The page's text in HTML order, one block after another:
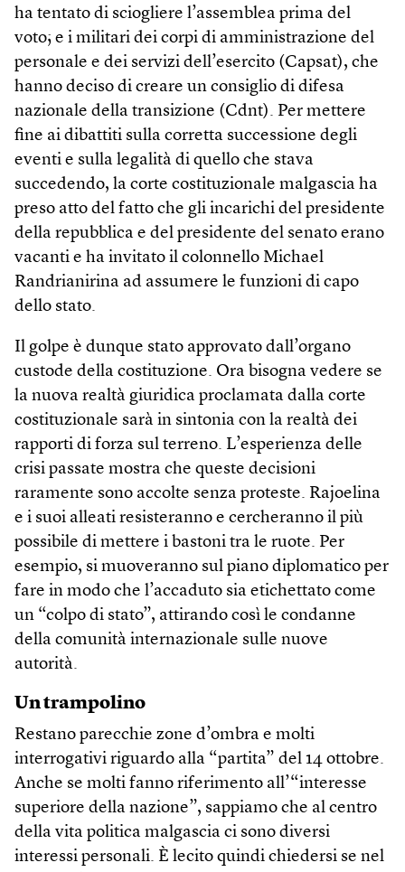
ha tentato di sciogliere l’assemblea prima del
voto; e i militari dei corpi di amministrazione del
personale e dei servizi dell’esercito (Capsat), che
hanno deciso di creare un consiglio di difesa
nazionale della transizione (Cdnt). Per mettere
fine ai dibattiti sulla corretta successione degli
eventi e sulla legalità di quello che stava
succedendo, la corte costituzionale malgascia ha
preso atto del fatto che gli incarichi del presidente
della repubblica e del presidente del senato erano
vacanti e ha invitato il colonnello Michael
Randrianirina ad assumere le funzioni di capo
dello stato.
Il golpe è dunque stato approvato dall’organo
custode della costituzione. Ora bisogna vedere se
la nuova realtà giuridica proclamata dalla corte
costituzionale sarà in sintonia con la realtà dei
rapporti di forza sul terreno. L’esperienza delle
crisi passate mostra che queste decisioni
raramente sono accolte senza proteste. Rajoelina
e i suoi alleati resisteranno e cercheranno il più
possibile di mettere i bastoni tra le ruote. Per
esempio, si muoveranno sul piano diplomatico per
fare in modo che l’accaduto sia etichettato come
un “colpo di stato”, attirando così le condanne
della comunità internazionale sulle nuove
autorità.
Un trampolino
Restano parecchie zone d’ombra e molti
interrogativi riguardo alla “partita” del 14 ottobre.
Anche se molti fanno riferimento all’“interesse
superiore della nazione”, sappiamo che al centro
della vita politica malgascia ci sono diversi
interessi personali. È lecito quindi chiedersi se nel